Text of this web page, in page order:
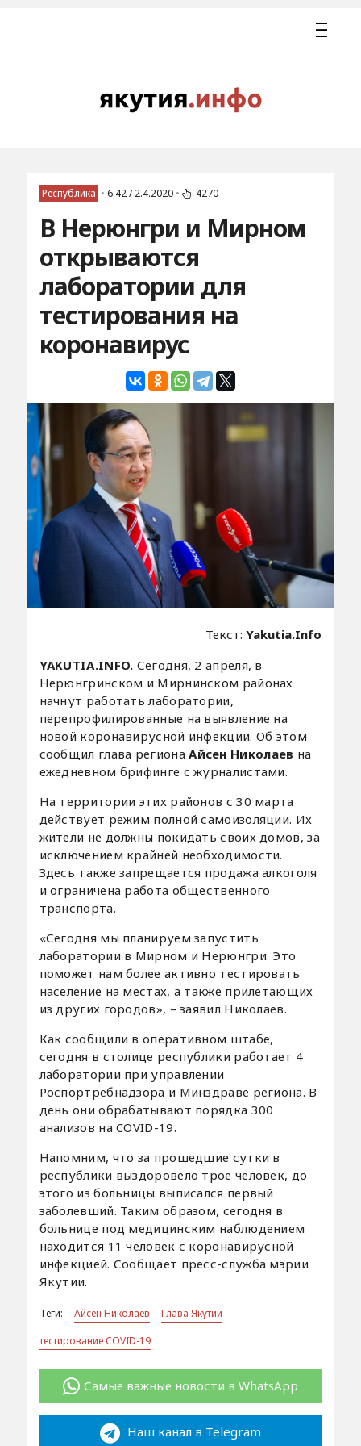
Республика • 6:42 / 2.4.2020 • 4270
В Нерюнгри и Мирном
открываются
лаборатории для
тестирования на
коронавирус
Текст:Yakutia.Info
YAKUTIA.INFO. Сегодня, 2 апреля, в
Нерюнгринском и Мирнинском районах
начнут работать лаборатории,
перепрофилированные на выявление на
новой коронавирусной инфекции. Об этом
сообщил глава регионаАйсен Николаев на
ежедневном брифинге с журналистами.
На территории этих районов с 30 марта
действует режим полной самоизоляции. Их
жители не должны покидать своих домов, за
исключением крайней необходимости.
Здесь также запрещается продажа алкоголя
и ограничена работа общественного
транспорта.
«Сегодня мы планируем запустить
лаборатории в Мирном и Нерюнгри. Это
поможет нам более активно тестировать
население на местах, а также прилетающих
из других городов», – заявил Николаев.
Как сообщили в оперативном штабе,
сегодня в столице республики работает 4
лаборатории при управлении
Роспортребнадзора и Минздраве региона. В
день они обрабатывают порядка 300
анализов на COVID-19.
Напомним, что за прошедшие сутки в
республики выздоровело трое человек, до
этого из больницы выписался первый
заболевший. Таким образом, сегодня в
больнице под медицинским наблюдением
находится 11 человек с коронавирусной
инфекцией. Сообщает пресс-служба мэрии
Якутии.
Теги: Айсен Николаев
Глава Якутии
тестирование COVID-19
Самые важные новости в WhatsApp
Наш канал в Telegram